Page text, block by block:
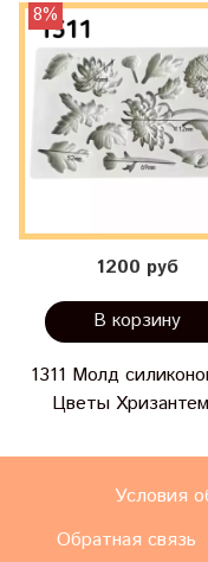
8%
1200 руб
В корзину
1311 Молд
Цветы
Условия
Обратная связь